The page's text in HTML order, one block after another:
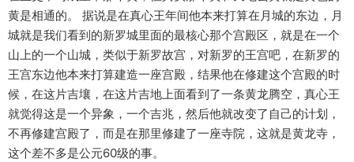
黄是相通的。 据说是在真心王年间他本来打算在月城的东边，月
城就是我们看到的新罗城里面的最核心那个宫殿区，就是在一个
山上的一个山城，类似于新罗故宫，对新罗的王宫吧，在新罗的
王宫东边他本来打算建造一座宫殿，结果他在修建这个宫殿的时
候，在这片吉壤，在这片吉地上面看到了一条黄龙腾空，真心王
就觉得这是一个异象，一个吉兆，然后他就改变了自己的计划，
不再修建宫殿了，而是在那里修建了一座寺院，这就是黄龙寺，
这个差不多是公元60级的事。